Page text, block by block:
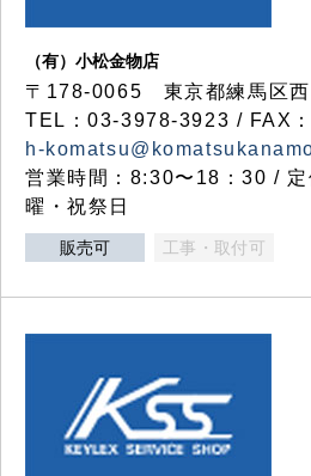
（有）小松金物店
〒178-0065 東京都練馬区
TEL：03-3978-3923 / FAX
h-
営業時間：8:30〜18：30 / 定
曜・祝祭日
販売可 工事・取付可